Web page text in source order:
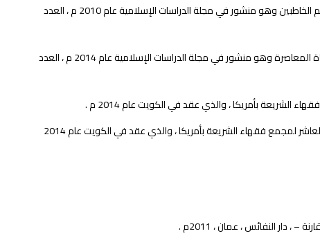
بحث بعنوان (الخطبة بين المفهوم الشرعي والعرفي) في اليوم الدراسي بعنوان قضايا تهم الخاطبين وهو منشور في مجلة الدراسات الإسلامية عام 2010 م ، العدد
بحث بعنوان ( دفع الزكاة والصدقات لذوي القربى ) في اليوم الدراسي بعنوان قضايا الزكاة المعاصرة وهو منشور في مجلة الدراسات الإسلامية عام 2014 م ، العدد
الشريعة بأمريكا ، والذي عقد في الكويت عام 2014 م .
بحث بعنوان نوازل المرأة المسلمة المتعلقة بالأنشطة الرياضية والصحية . قدم للمؤتمر العاشر لمجمع فقهاء الشريعة بأمريكا ، والذي عقد في الكويت عام 2014
النفائس ، عمان ، 2011م .